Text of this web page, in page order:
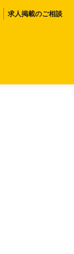
求人掲載のご相談